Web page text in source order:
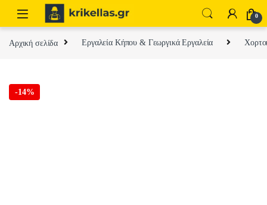
Skip to navigation
Skip to content
0
Αρχική σελίδα Εργαλεία Κήπου & Γεωργικά Εργαλεία
-14%